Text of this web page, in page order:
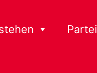
Partei